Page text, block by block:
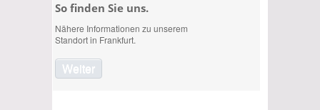
So finden Sie uns.
Nähere Informationen zu unserem
Standort in Frankfurt.
Weiter